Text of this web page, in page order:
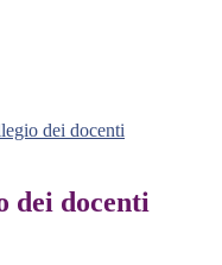
dei docenti
dei docenti